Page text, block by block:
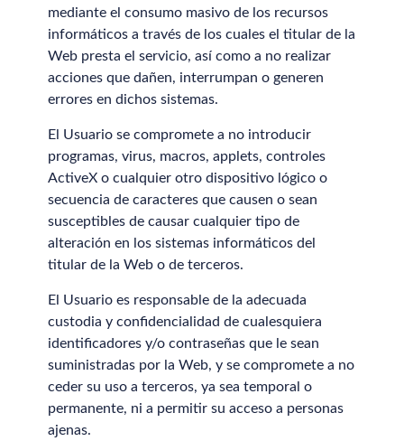
mediante el consumo masivo de los recursos
informáticos a través de los cuales el titular de la
Web presta el servicio, así como a no realizar
acciones que dañen, interrumpan o generen
errores en dichos sistemas.
El Usuario se compromete a no introducir
programas, virus, macros, applets, controles
ActiveX o cualquier otro dispositivo lógico o
secuencia de caracteres que causen o sean
susceptibles de causar cualquier tipo de
alteración en los sistemas informáticos del
titular de la Web o de terceros.
El Usuario es responsable de la adecuada
custodia y confidencialidad de cualesquiera
identificadores y/o contraseñas que le sean
suministradas por la Web, y se compromete a no
ceder su uso a terceros, ya sea temporal o
permanente, ni a permitir su acceso a personas
ajenas.